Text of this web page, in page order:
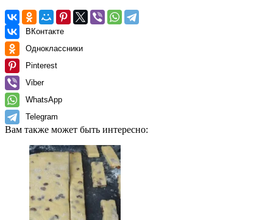
ВКонтакте
Одноклассники
Pinterest
Viber
WhatsApp
Telegram
Вам также может быть интересно: